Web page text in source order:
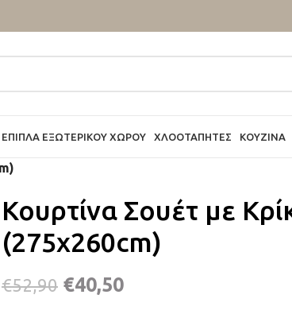
ΈΠΙΠΛΑ ΕΞΩΤΕΡΙΚΟΎ ΧΏΡΟΥ ΧΛΟΟΤΆΠΗΤΕΣ ΚΟΥΖΊΝΑ
Κουρτίνα Σουέτ με
(275x260cm)
€52,90 €40,50